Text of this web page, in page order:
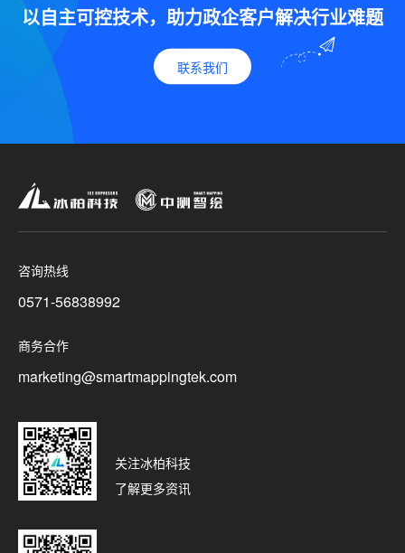
以自主可控技术，助力政企客户解决行业难题
联系我们
咨询热线
0571-56838992
商务合作
marketing@smartmappingtek.com
关注冰柏科技
了解更多资讯